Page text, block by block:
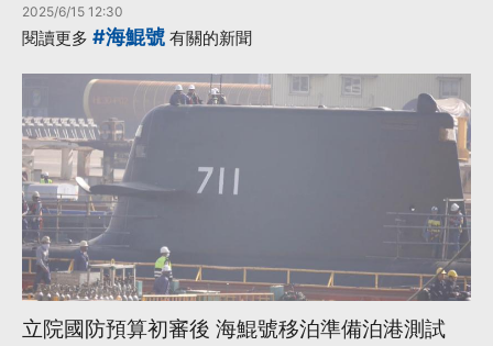
2025/6/15 12:30
閱讀更多 #海鯤號 有關的新聞
立院國防預算初審後 海鯤號移泊準備泊港測試